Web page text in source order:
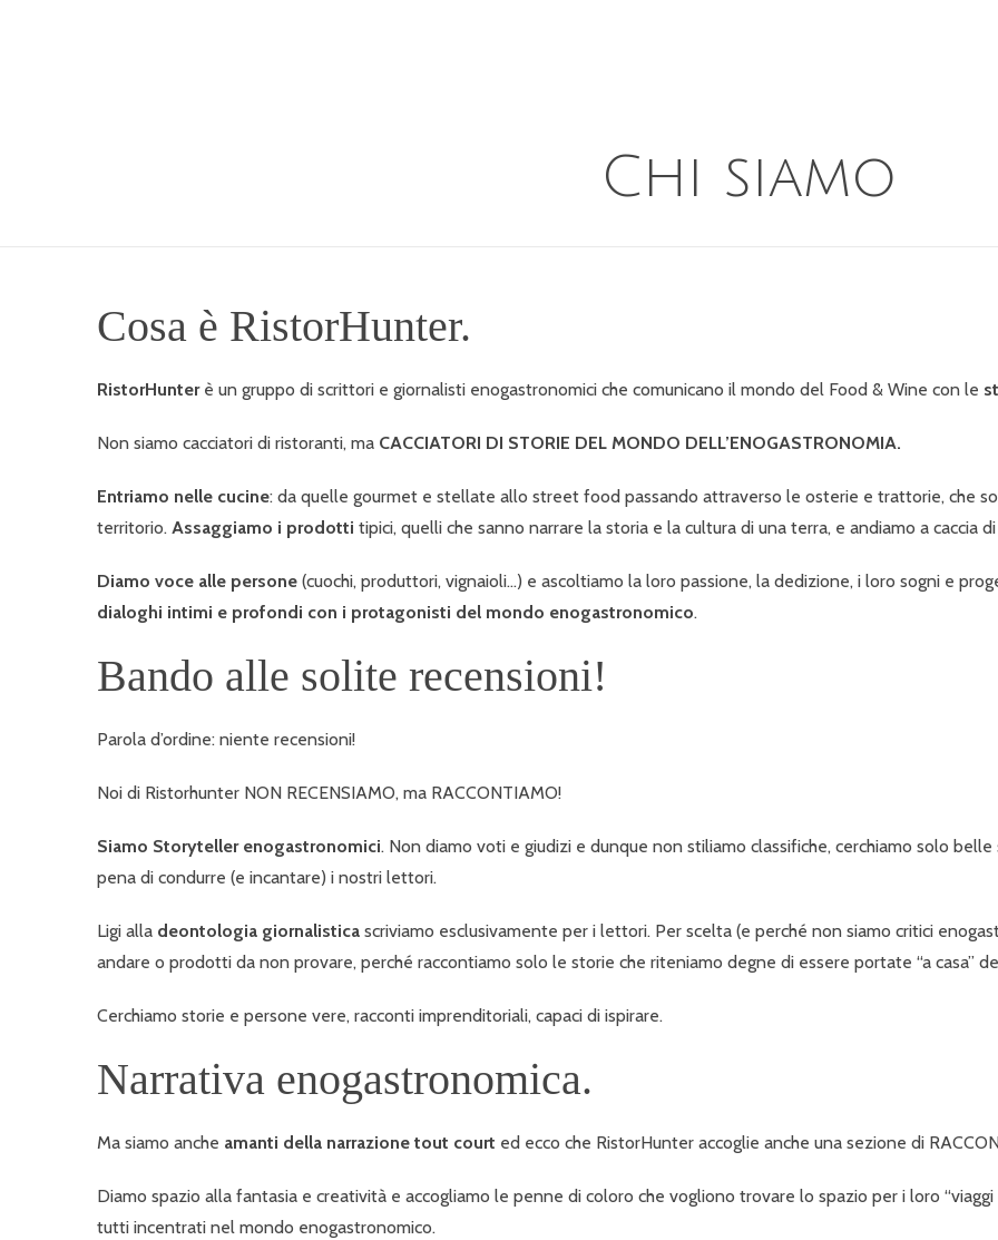
Chi siamo
Cosa è RistorHunter.
RistorHunterè un gruppo di scrittori e giornalisti enogastronomici che comunicano il mondo del Food & Wine con le
Non siamo cacciatori di ristoranti, ma CACCIATORI DI STORIE DEL MONDO DELL’ENOGASTRONOMIA.
Entriamo nelle cucine: da quelle gourmet e stellate allo street food passando attraverso le osterie e trattorie, che
territorio. Assaggiamo i prodotti tipici, quelli che sanno narrare la storia e la cultura di una terra, e andiamo a caccia
Diamo voce alle persone (cuochi, produttori, vignaioli…) e ascoltiamo la loro passione, la dedizione, i loro sogni e
dialoghi intimi e profondi con i protagonisti del mondo enogastronomico.
Bando alle solite recensioni!
Parola d’ordine: niente recensioni!
Noi di Ristorhunter NON RECENSIAMO, ma RACCONTIAMO!
Siamo Storyteller enogastronomici. Non diamo voti e giudizi e dunque non stiliamo classifiche, cerchiamo solo
pena di condurre (e incantare) i nostri lettori.
Ligi alla deontologia giornalistica scriviamo esclusivamente per i lettori. Per scelta (e perché non siamo critici
andare o prodotti da non provare, perché raccontiamo solo le storie che riteniamo degne di essere portate “a casa”
Cerchiamo storie e persone vere, racconti imprenditoriali, capaci di ispirare.
Narrativa enogastronomica.
Ma siamo anche amanti della narrazione tout court ed ecco che RistorHunter accoglie anche una sezione di
Diamo spazio alla fantasia e creatività e accogliamo le penne di coloro che vogliono trovare lo spazio per i loro
tutti incentrati nel mondo enogastronomico.